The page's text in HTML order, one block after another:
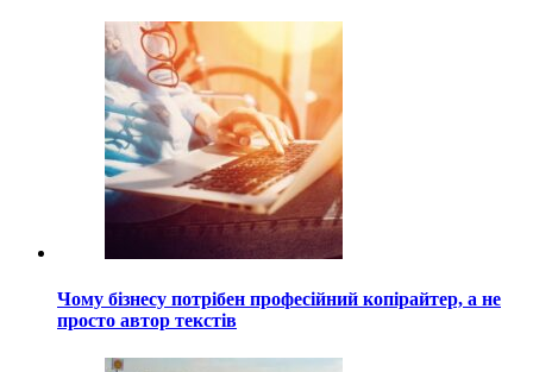
Чому бізнесу потрібен професійний копірайтер, а не
просто автор текстів